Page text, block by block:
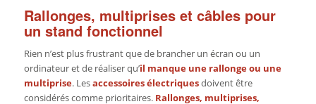
Rallonges, multiprises et câbles pour
un stand fonctionnel
Rien n’est plus frustrant que de brancher un écran ou un
ordinateur et de réaliser qu’il manque une rallonge ou une
multiprise. Lesaccessoires électriquesdoivent être
considérés comme prioritaires. Rallonges, multiprises,